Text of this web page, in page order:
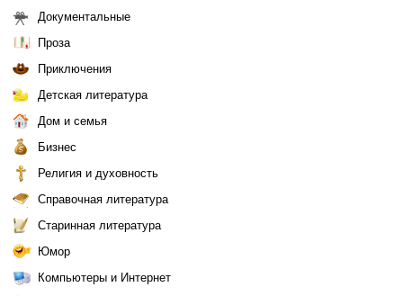
Документальные
Проза
Приключения
Детская литература
Дом и семья
Бизнес
Религия и духовность
Справочная литература
Старинная литература
Юмор
Компьютеры и Интернет